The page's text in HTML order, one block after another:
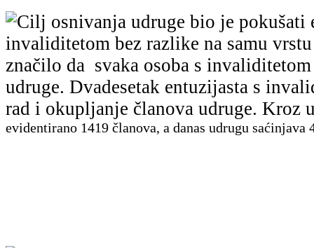
Cilj osnivanja udruge bio je pokušati
invaliditetom bez razlike na samu
značilo da svaka osoba s
udruge. Dvadesetak entuzijasta s
rad i okupljanje članova udruge. Kroz
evidentirano 1419 članova, a danas udrugu saćinjava